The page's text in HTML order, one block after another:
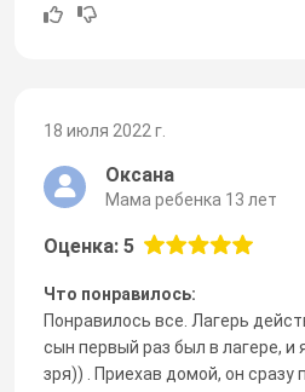
18 июля 2022 г.
Оксана
Мама ребенка 13 лет
Оценка: 5
Что понравилось:
Понравилось все. Лагерь
сын первый раз был в лагере, и
зря)) . Приехав домой, он сразу